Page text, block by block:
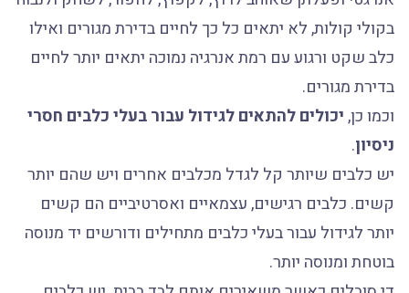
בקולי קולות, לא יתאים כל כך לחיים בדירת מגורים ואילו
כלב שקט ורגוע עם רמת אנרגיה נמוכה יתאים יותר לחיים
בדירת מגורים.
וכמו כן,יכולים להתאים לגידול עבור בעלי כלבים חסרי
ניסיון.
יש כלבים שיותר קל לגדל מכלבים אחרים ויש שהם יותר
קשים. כלבים רגישים, עצמאיים ואסרטיביים הם קשים
יותר לגידול עבור בעלי כלבים מתחילים ודורשים יד מנוסה
בוטחת ומנוסה יותר.